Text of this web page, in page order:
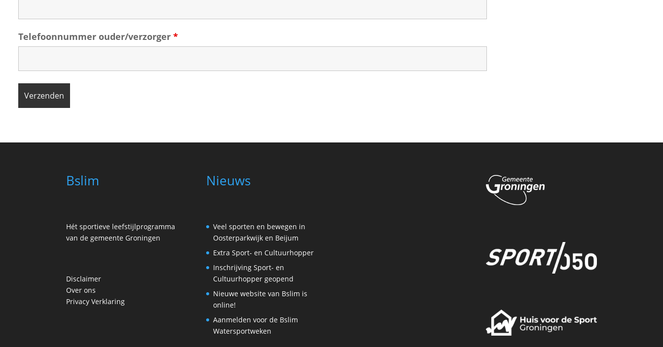
Telefoonnummer ouder/verzorger *
Bslim
Hét sportieve leefstijlprogramma
van de gemeente Groningen
Disclaimer
Over ons
Privacy Verklaring
Nieuws
Veel sporten en bewegen in
Oosterparkwijk en Beijum
Extra Sport- en Cultuurhopper
Inschrijving Sport- en
Cultuurhopper geopend
Nieuwe website van Bslim is
online!
Aanmelden voor de Bslim
Watersportweken